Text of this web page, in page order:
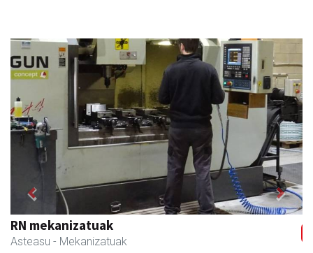
RN mekanizatuak
Asteasu - Mekanizatuak
Previous Next